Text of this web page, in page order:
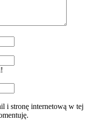
i stronę internetową w tej